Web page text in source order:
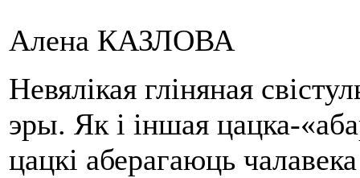
Алена КАЗЛОВА
Невялiкая глiняная
эры. Як i iншая цацка-
цацкi аберагаюць